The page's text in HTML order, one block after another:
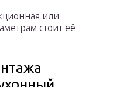
или
стоит её